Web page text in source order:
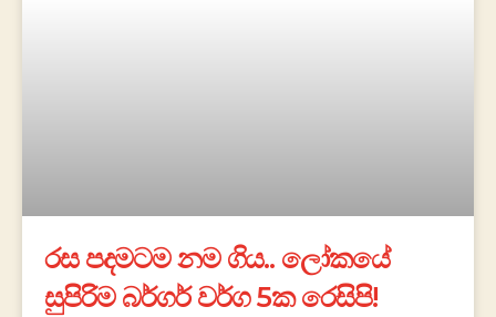
රස පදමටම නම ගිය.. ලෝකයේ
සුපිරිම බර්ගර් වර්ග 5ක රෙසිපි!